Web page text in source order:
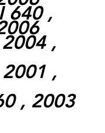
640 ,
,
,
, 2003